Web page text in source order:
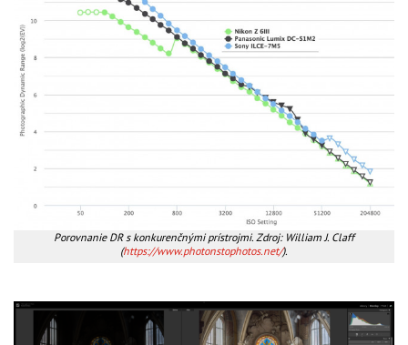
Porovnanie DR s konkurenčnými prístrojmi. Zdroj: William J. Claff
(https://www.photonstophotos.net/).